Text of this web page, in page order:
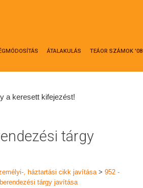
ÁTALAKULÁS TEÁOR SZÁMOK '08
a keresett kifejezést!
tárgy
, háztartási cikk javítása> 952 -
tárgy javítása